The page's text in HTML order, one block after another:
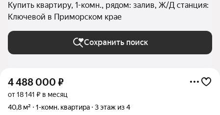
Купить квартиру, 1-комн., рядом: залив, Ж/Д станция:
Ключевой в Приморском крае
Сохранить поиск
4 488 000 ₽
от 18 141 ₽ в месяц
40,8 м²
1-комн. квартира 3 этаж из 4